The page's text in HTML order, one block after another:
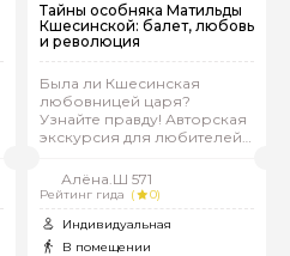
Тайны особняка Матильды
Кшесинской: балет, любовь
и революция
Была ли Кшесинская
любовницей царя?
Узнайте правду! Авторская
экскурсия для любителей
Алёна.Ш 571
Рейтинг гида (
0)
Индивидуальная
В помещении